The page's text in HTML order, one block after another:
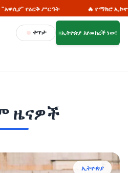
🔥 የማክሮ ኢኮኖሚ ሪፎርሙንና
ቀጥታ ኢትዮጵያ እየመከረች ነው!
ዜናዎች
ኢትዮጵያ